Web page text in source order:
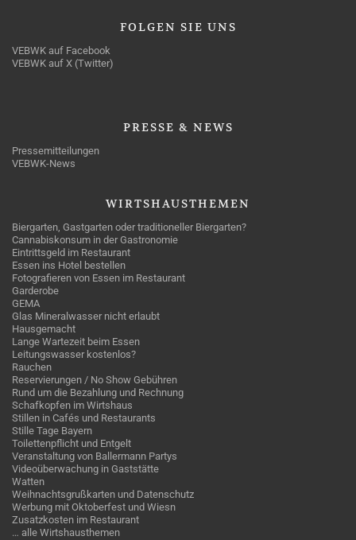
FOLGEN SIE UNS
VEBWK auf Facebook
VEBWK auf X (Twitter)
PRESSE & NEWS
Pressemitteilungen
VEBWK-News
WIRTSHAUSTHEMEN
Biergarten, Gastgarten oder traditioneller Biergarten?
Cannabiskonsum in der Gastronomie
Eintrittsgeld im Restaurant
Essen ins Hotel bestellen
Fotografieren von Essen im Restaurant
Garderobe
GEMA
Glas Mineralwasser nicht erlaubt
Hausgemacht
Lange Wartezeit beim Essen
Leitungswasser kostenlos?
Rauchen
Reservierungen / No Show Gebühren
Rund um die Bezahlung und Rechnung
Schafkopfen im Wirtshaus
Stillen in Cafés und Restaurants
Stille Tage Bayern
Toilettenpflicht und Entgelt
Veranstaltung von Ballermann Partys
Videoüberwachung in Gaststätte
Watten
Weihnachtsgrußkarten und Datenschutz
Werbung mit Oktoberfest und Wiesn
Zusatzkosten im Restaurant
… alle Wirtshausthemen